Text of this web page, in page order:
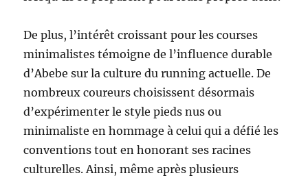
De plus, l’intérêt croissant pour les courses
minimalistes témoigne de l’influence durable
d’Abebe sur la culture du running actuelle. De
nombreux coureurs choisissent désormais
d’expérimenter le style pieds nus ou
minimaliste en hommage à celui qui a défié les
conventions tout en honorant ses racines
culturelles. Ainsi, même après plusieurs